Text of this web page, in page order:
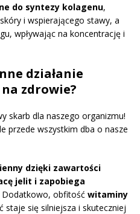
do syntezy kolagenu,
i wspierającego stawy, a
wpływając na koncentrację i
działanie
zdrowie?
skarb dla naszego organizmu!
przede wszystkim dba o nasze
dzięki zawartości
jelit i zapobiega
Dodatkowo, obfitość witaminy
staje się silniejsza i skuteczniej